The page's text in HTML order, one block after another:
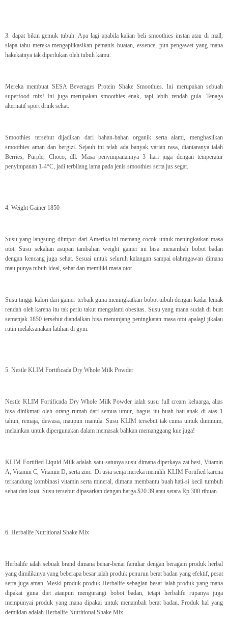
3. dapat bikin gemuk tubuh. Apa lagi apabila kalian beli smoothies instan atau di mall,
siapa tahu mereka mengaplikasikan pemanis buatan, essence, pun pengawet yang mana
hakekatnya tak diperlukan oleh tubuh kamu.
Mereka membuat SESA Beverages Protein Shake Smoothies. Ini merupakan sebuah
superfood mix! Ini juga merupakan smoothies enak, tapi lebih rendah gula. Tenaga
alternatif sport drink sehat.
Smoothies tersebut dijadikan dari bahan-bahan organik serta alami, menghasilkan
smoothies aman dan bergizi. Sejauh ini telah ada banyak varian rasa, diantaranya ialah
Berries, Purple, Choco, dll. Masa penyimpanannya 3 hari juga dengan temperatur
penyimpanan 1-4°C, jadi terbilang lama pada jenis smoothies serta jus segar.
4. Weight Gainer 1850
Susu yang langsung diimpor dari Amerika ini memang cocok untuk meningkatkan masa
otot. Susu sekalian asupan tambahan weight gainer ini bisa menambah bobot badan
dengan kencang juga sehat. Sesuai untuk seluruh kalangan sampai olahragawan dimana
mau punya tubuh ideal, sehat dan memiliki masa otot.
Susu tinggi kalori dari gainer terbaik guna meningkatkan bobot tubuh dengan kadar lemak
rendah oleh karena itu tak perlu takut mengalami obesitas. Susu yang mana sudah di buat
semenjak 1850 tersebut diandalkan bisa menunjang peningkatan masa otot apalagi jikalau
rutin melaksanakan latihan di gym.
5. Nestle KLIM Fortificada Dry Whole Milk Powder
Nestle KLIM Fortificada Dry Whole Milk Powder ialah susu full cream keluarga, alias
bisa dinikmati oleh orang rumah dari semua umur, bagus itu buah hati-anak di atas 1
tahun, remaja, dewasa, maupun manula. Susu KLIM tersebut tak cuma untuk diminum,
melainkan untuk dipergunakan dalam memasak bahkan memanggang kue juga!
KLIM Fortified Liquid Milk adalah satu-satunya susu dimana diperkaya zat besi, Vitamin
A, Vitamin C, Vitamin D, serta zinc. Di usia senja mereka memilih KLIM Fortified karena
terkandung kombinasi vitamin serta mineral, dimana membantu buah hati-si kecil tumbuh
sehat dan kuat. Susu tersebut dipasarkan dengan harga $20.39 atau setara Rp.300 ribuan.
6. Herbalife Nutritional Shake Mix
Herbalife ialah sebuah brand dimana benar-benar familiar dengan beragam produk herbal
yang dimilikinya yang beberapa besar ialah produk penurun berat badan yang efektif, pesat
serta juga aman. Meski produk-produk Herbalife sebagian besar ialah produk yang mana
dipakai guna diet ataupun mengurangi bobot badan, tetapi herbalife rupanya juga
mempunyai produk yang mana dipakai untuk menambah berat badan. Produk hal yang
demikian adalah Herbalife Nutritional Shake Mix.